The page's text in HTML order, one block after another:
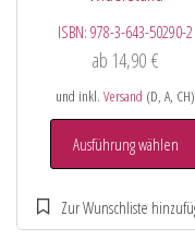
ISBN:978-3-643-50290-2
ab 14,90€
und inkl.Versand (D, A, CH)
Ausführung wählen